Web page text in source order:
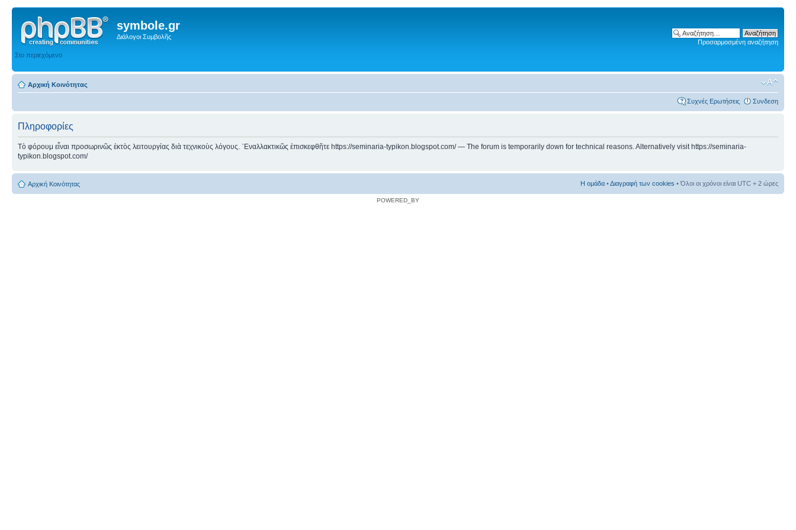
symbole.gr
Διάλογοι Συμβολῆς
Στο περιεχόμενο
Προσαρμοσμένη αναζήτηση
Αρχική Κοινότητας
Συχνές Ερωτήσεις Συνδεση
Πληροφορίες
Τὸ φόρουμ εἶναι προσωρινῶς ἐκτὸς λειτουργίας διὰ τεχνικοὺς λόγους. ᾿Εναλλακτικῶς ἐπισκεφθῆτε https://seminaria-typikon.blogspot.com/ — The forum is temporarily down for technical reasons. Alternatively visit https://seminaria-
typikon.blogspot.com/
Αρχική Κοινότητας Η ομάδα •Διαγραφή των cookies • Όλοι οι χρόνοι είναι UTC + 2 ώρες
POWERED_BY